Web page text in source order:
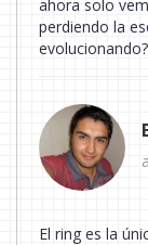
ahora solo
perdiendo la
evolucionando?
El ring es la